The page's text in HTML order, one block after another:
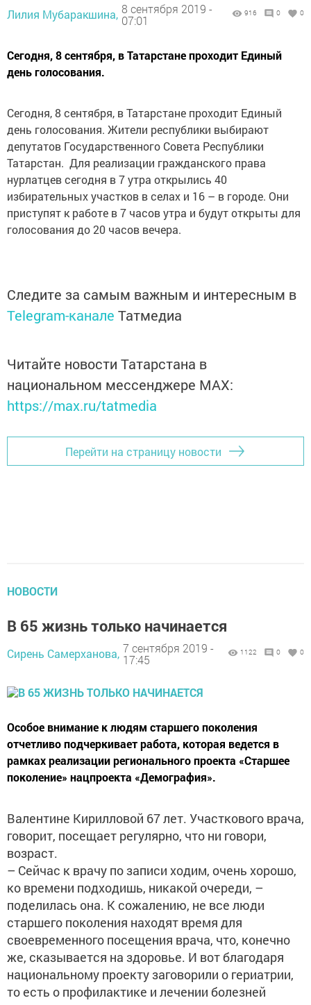
Лилия Мубаракшина, 8 сентября 2019 -
07:01
916 0 0
Сегодня, 8 сентября, в Татарстане проходит Единый
день голосования.
Сегодня, 8 сентября, в Татарстане проходит Единый
день голосования. Жители республики выбирают
депутатов Государственного Совета Республики
Татарстан. Для реализации гражданского права
нурлатцев сегодня в 7 утра открылись 40
избирательных участков в селах и 16 – в городе. Они
приступят к работе в 7 часов утра и будут открыты для
голосования до 20 часов вечера.
Следите за самым важным и интересным в
Telegram-канале Татмедиа
Читайте новости Татарстана в
национальном мессенджере MАХ:
https://max.ru/tatmedia
Перейти на страницу новости
НОВОСТИ
В 65 жизнь только начинается
Сирень Самерханова, 7 сентября 2019 -
17:45
1122 0 0
Особое внимание к людям старшего поколения
отчетливо подчеркивает работа, которая ведется в
рамках реализации регионального проекта «Старшее
поколение» нацпроекта «Демография».
Валентине Кирилловой 67 лет. Участкового врача,
говорит, посещает регулярно, что ни говори,
возраст.
– Сейчас к врачу по записи ходим, очень хорошо,
ко времени подходишь, никакой очереди, –
поделилась она. К сожалению, не все люди
старшего поколения находят время для
своевременного посещения врача, что, конечно
же, сказывается на здоровье. И вот благодаря
национальному проекту заговорили о гериатрии,
то есть о профилактике и лечении болезней